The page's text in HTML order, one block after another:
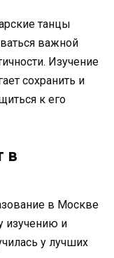
танцы
важной
Изучение
сохранить и
к его
в
в Москве
изучению и
у лучших